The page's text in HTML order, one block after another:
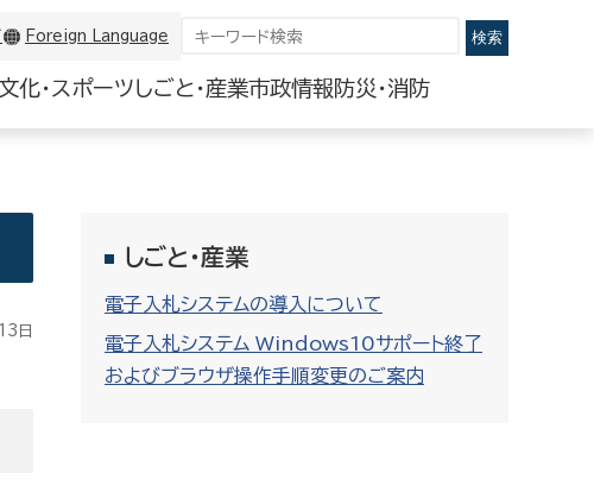
Foreign Language
化・スポーツしごと・産業市政情報 防災・消防
しごと・産業
電子入札システムの導入について
電子入札システム Windows10サポート終了
およびブラウザ操作手順変更のご案内
日